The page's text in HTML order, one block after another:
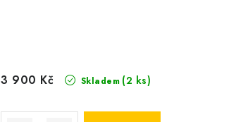
Skladem (2 ks)
3 900 Kč